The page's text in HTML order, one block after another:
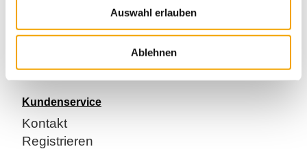
Auswahl erlauben
Ablehnen
Kippsicherer Stand und einfache Stapelung der Behälter
Bitte beachten: Nur als Vielfaches von 256 bestellbar.
Kundenservice
Kontakt
Registrieren